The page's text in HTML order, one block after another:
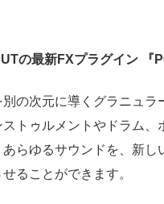
の最新FXプラグイン 『
の次元に導くグラニュラ
トゥルメントやドラム、
あらゆるサウンドを、新し
ることができます。